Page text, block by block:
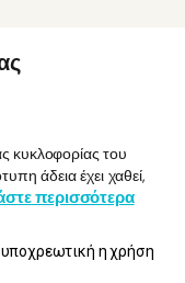
κυκλοφορίας του
άδεια έχει χαθεί,
περισσότερα
υποχρεωτική η χρήση